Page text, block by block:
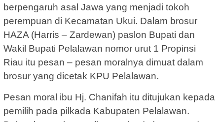
berpengaruh asal Jawa yang menjadi tokoh
perempuan di Kecamatan Ukui. Dalam brosur
HAZA (Harris – Zardewan) paslon Bupati dan
Wakil Bupati Pelalawan nomor urut 1 Propinsi
Riau itu pesan – pesan moralnya dimuat dalam
brosur yang dicetak KPU Pelalawan.
Pesan moral ibu Hj. Chanifah itu ditujukan kepada
pemilih pada pilkada Kabupaten Pelalawan.